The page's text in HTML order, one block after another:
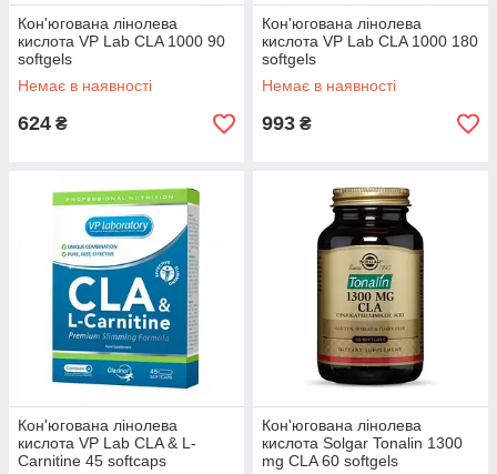
Кон'югована лінолева
кислота VP Lab CLA 1000 90
softgels
Немає в наявності
624 ₴
Кон'югована лінолева
кислота VP Lab CLA 1000 180
softgels
Немає в наявності
993 ₴
Кон'югована лінолева
кислота VP Lab CLA & L-
Carnitine 45 softcaps
Кон'югована лінолева
кислота Solgar Tonalin 1300
mg CLA 60 softgels